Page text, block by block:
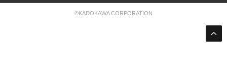
©KADOKAWA CORPORATION